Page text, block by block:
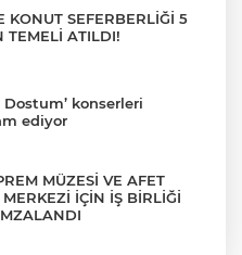
KONUT SEFERBERLİĞİ 5
TEMELİ ATILDI!
Dostum’ konserleri
ediyor
MÜZESİ VE AFET
İÇİN İŞ BİRLİĞİ